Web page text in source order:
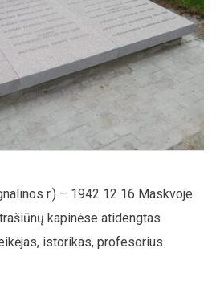
r.) – 1942 12 16 Maskvoje
kapinėse atidengtas
istorikas, profesorius.